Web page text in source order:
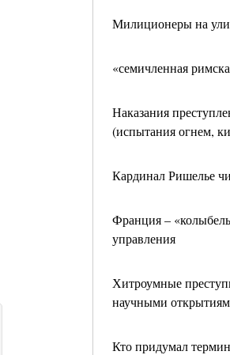
Милиционеры на
«семичленная
Наказания
(испытания огнем,
Кардинал Ришелье
Франция –
управления
Хитроумные
научными
Кто придумал